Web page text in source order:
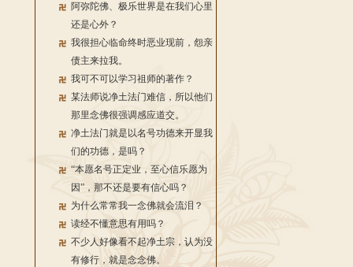
阿弥陀佛、极乐世界是在我们心里
还是心外？
我很担心临命终时恶业现前，怨亲
债主来拉我。
我可不可以学习祖师的著作？
某法师说净土法门难信，所以他们
那里念佛很强调感应道交。
净土法门就是以名号功德来开显我
们的功德，是吗？
“本愿名号正定业，至心信乐愿为
因”，那不还是要有信心吗？
为什么常常我一念佛就会流泪？
读经不懂意思有用吗？
不少人好像看不起净土宗，认为没
有修行，就是念念佛。